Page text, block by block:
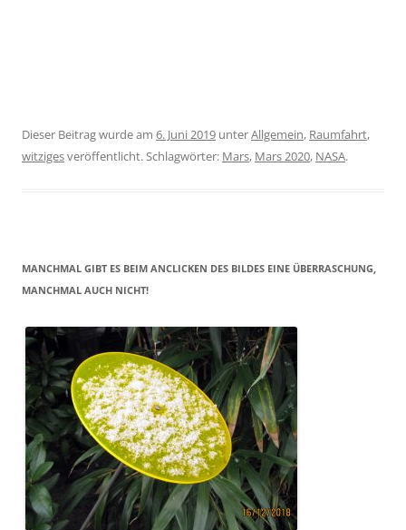
Dieser Beitrag wurde am 6. Juni 2019 unterAllgemein, Raumfahrt,
witzigesveröffentlicht. Schlagwörter: Mars, Mars 2020, NASA.
MANCHMAL GIBT ES BEIM ANCLICKEN DES BILDES EINE ÜBERRASCHUNG,
MANCHMAL AUCH NICHT!